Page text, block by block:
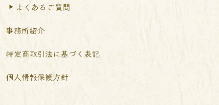
よくあるご質問
事務所紹介
特定商取引法に基づく表記
個人情報保護方針